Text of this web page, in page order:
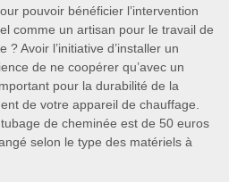
pouvoir bénéficier l’intervention
comme un artisan pour le travail de
Avoir l’initiative d’installer un
de ne coopérer qu’avec un
pour la durabilité de la
de votre appareil de chauffage.
de cheminée est de 50 euros
selon le type des matériels à